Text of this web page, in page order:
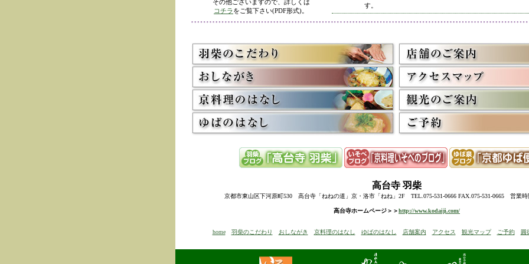
その他ございますので、詳しくは
コチラ をご覧下さい(PDF形式)。
す。
5/8
高台寺・圓徳院 春のライトアップ終了に伴い、表示を
3/2
京料理いそべ担当・世界遺産二条城での特別昼食、高
終了に伴い削除させていただきました。多くのお客様
うございました。
高台寺・圓徳院・春の夜間ライトアップのお知らせを表
お越しの際のお食事に、ぜひ当店をご利用下さい。
12/15
高台寺・秋の夜間特別拝観終了に伴い、表示を削除させ
たくさんのお客様にお越しいただき、ありがとうござい
来年1月からの催しを2件表示させていただきました。
ぜひご予約下さい。
12/13(土)は寺院行事の為、休業とさせていただきます。
10/20
高台寺・圓徳院・秋の夜間特別拝観のお知らせを表示し
前日までにご予約ください。
当日はお並びいただいた順に席へご案内いたします。
8/18 高台寺・秋の夜の観月茶会と秋の夜間特別拝観のお知ら
らせを追加しました。
5/26
昨今の原材料費・燃料費・人件費等の高騰によりやむを
いただきます
高台寺 羽柴
京都市東山区下河原町530 高台寺「ねねの道」京・洛市「ねね」2F TEL.075-531-0666 FAX.075-531-0665 営業時
高台寺ホームページ＞＞http://www.kodaiji.com/
home 羽柴のこだわり おしながき 京料理のはなし ゆばのはなし 店舗案内 アクセス 観光マップ ご予約 圓